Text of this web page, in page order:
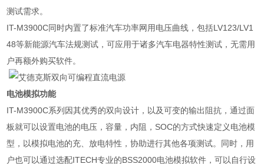
测试需求。
IT-M3900C同时内置了标准汽车功率网用电压曲线，包括LV123/LV1
48等新能源汽车法规测试，可应用于诸多汽车电器特性测试，无需用
户再额外购买软件。
电池模拟功能
IT-M3900C系列因其优秀的双向设计，以及可变的输出阻抗，通过面
板就可以设置电池的电压，容量，内阻， SOC的方式快速定义电池模
型，以模拟电池的充、放电特性，协助进行其他各项测试。同时，用
户也可以通过选配ITECH专业的BSS2000电池模拟软件，可以自行设